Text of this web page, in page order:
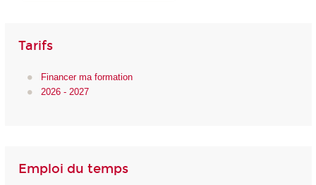
Tarifs
Financer ma formation
2026 - 2027
Emploi du temps